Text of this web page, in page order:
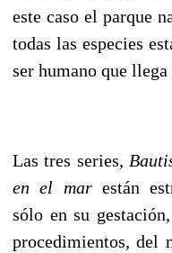
este caso el parque
todas las especies
ser humano que
Las tres series,
en el marestán
sólo en su
procedimientos, del